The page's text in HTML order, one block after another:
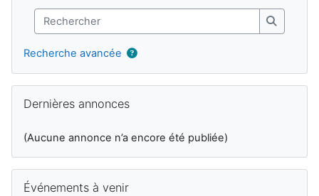
Rechercher
Recherche avancée
Dernières annonces
(Aucune annonce n’a encore été publiée)
Événements à venir